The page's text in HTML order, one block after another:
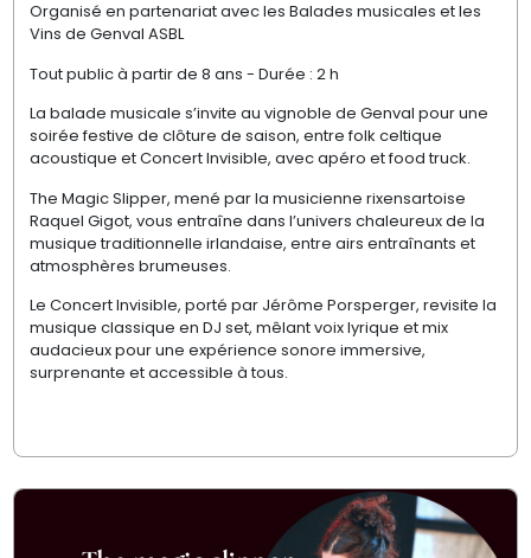
Organisé en partenariat avec les Balades musicales et les
Vins de Genval ASBL
Tout public à partir de 8 ans - Durée : 2 h
La balade musicale s’invite au vignoble de Genval pour une
soirée festive de clôture de saison, entre folk celtique
acoustique et Concert Invisible, avec apéro et food truck.
The Magic Slipper, mené par la musicienne rixensartoise
Raquel Gigot, vous entraîne dans l’univers chaleureux de la
musique traditionnelle irlandaise, entre airs entraînants et
atmosphères brumeuses.
Le Concert Invisible, porté par Jérôme Porsperger, revisite la
musique classique en DJ set, mêlant voix lyrique et mix
audacieux pour une expérience sonore immersive,
surprenante et accessible à tous.